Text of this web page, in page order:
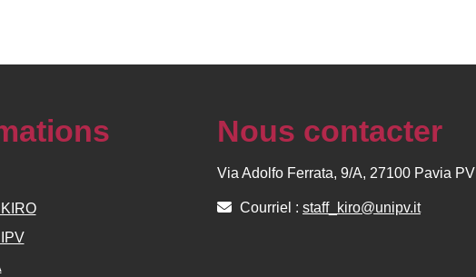
Nous contacter
Via Adolfo Ferrata, 9/A, 27100 Pavia PV
Courriel : staff_kiro@unipv.it